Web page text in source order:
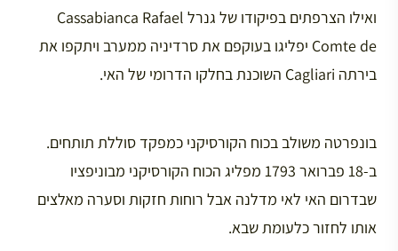
ואילו הצרפתים בפיקודו של גנרל Cassabianca Rafael
Comte de יפליגו בעוקפם את סרדיניה ממערב ויתקפו את
בירתה Cagliari השוכנת בחלקו הדרומי של האי.
בונפרטה משולב בכוח הקורסיקני כמפקד סוללת תותחים.
ב-18 פברואר 1793 מפליג הכוח הקורסיקני מבוניפציו
שבדרום האי לאי מדלנה אבל רוחות חזקות וסערה מאלצים
אותו לחזור כלעומת שבא.